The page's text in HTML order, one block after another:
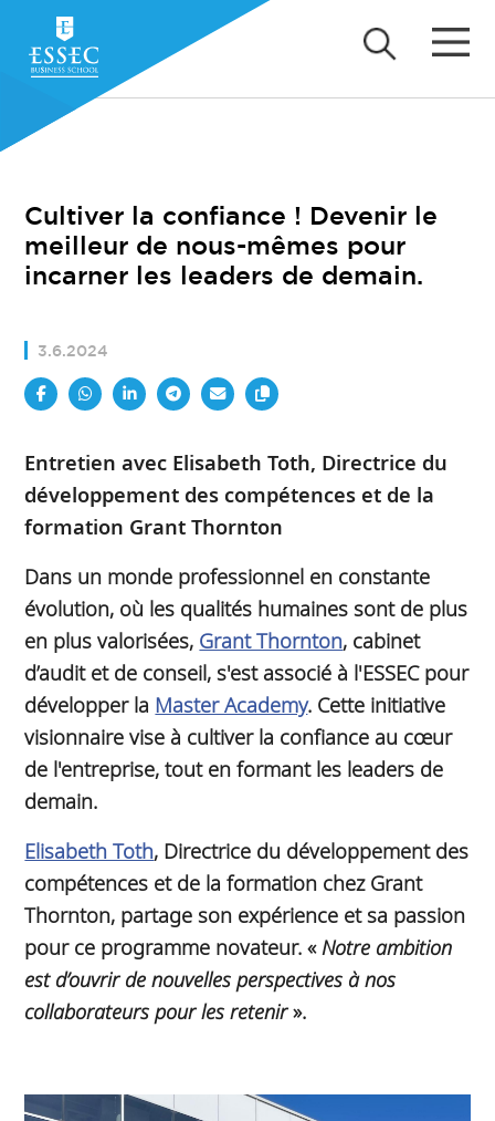
Cultiver la confiance ! Devenir le
meilleur de nous-mêmes pour
incarner les leaders de demain.
3.6.2024
Entretien avec Elisabeth Toth, Directrice du
développement des compétences et de la
formation Grant Thornton
Dans un monde professionnel en constante
évolution, où les qualités humaines sont de plus
en plus valorisées, Grant Thornton, cabinet
d’audit et de conseil, s'est associé à l'ESSEC pour
développer la Master Academy. Cette initiative
visionnaire vise à cultiver la confiance au cœur
de l'entreprise, tout en formant les leaders de
demain.
Elisabeth Toth, Directrice du développement des
compétences et de la formation chez Grant
Thornton, partage son expérience et sa passion
pour ce programme novateur. « Notre ambition
est d’ouvrir de nouvelles perspectives à nos
collaborateurs pour les retenir».